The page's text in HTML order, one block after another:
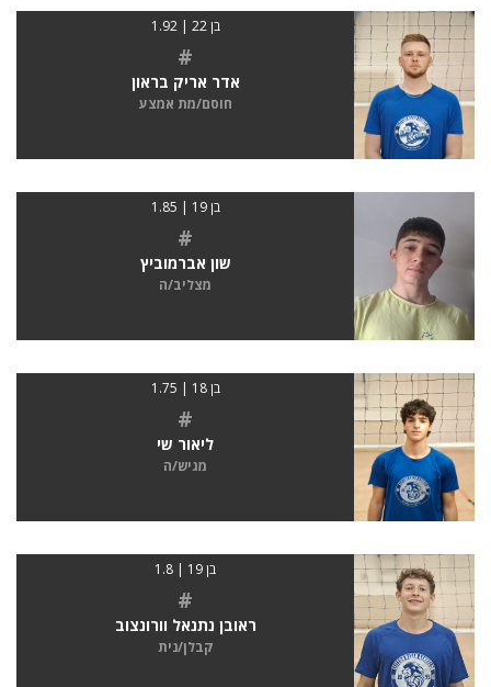
בן 22 | 1.92
#
אדר אריק בראון
חוסם/מת אמצע
בן 19 | 1.85
#
שון אברמוביץ
מצליב/ה
בן 18 | 1.75
#
ליאור שי
מגיש/ה
בן 19 | 1.8
#
ראובן נתנאל וורונצוב
קבלן/נית